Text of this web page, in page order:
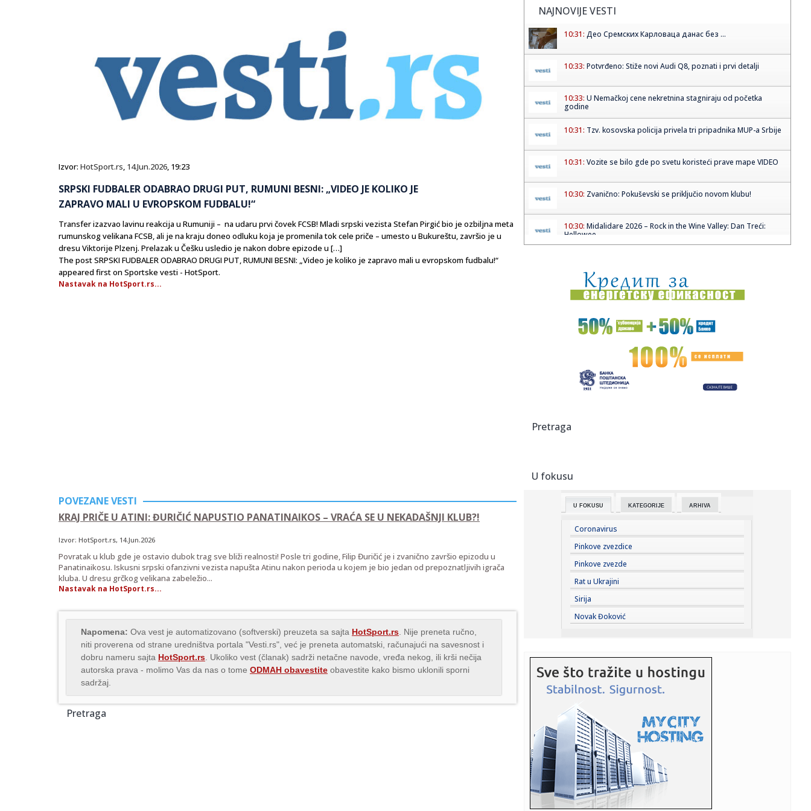
Izvor: HotSport.rs, 14.Jun.2026, 19:23
SRPSKI FUDBALER ODABRAO DRUGI PUT, RUMUNI BESNI: „VIDEO JE KOLIKO JE
ZAPRAVO MALI U EVROPSKOM FUDBALU!“
Transfer izazvao lavinu reakcija u Rumuniji – na udaru prvi čovek FCSB! Mladi srpski vezista Stefan Pirgić bio je ozbiljna meta
rumunskog velikana FCSB, ali je na kraju doneo odluku koja je promenila tok cele priče – umesto u Bukureštu, završio je u
dresu Viktorije Plzenj. Prelazak u Češku usledio je nakon dobre epizode u […]
The post SRPSKI FUDBALER ODABRAO DRUGI PUT, RUMUNI BESNI: „Video je koliko je zapravo mali u evropskom fudbalu!“
appeared first on Sportske vesti - HotSport.
Nastavak na HotSport.rs...
POVEZANE VESTI
KRAJ PRIČE U ATINI: ĐURIČIĆ NAPUSTIO PANATINAIKOS – VRAĆA SE U NEKADAŠNJI KLUB?!
Izvor: HotSport.rs, 14.Jun.2026
Povratak u klub gde je ostavio dubok trag sve bliži realnosti! Posle tri godine, Filip Đuričić je i zvanično završio epizodu u
Panatinaikosu. Iskusni srpski ofanzivni vezista napušta Atinu nakon perioda u kojem je bio jedan od prepoznatljivih igrača
kluba. U dresu grčkog velikana zabeležio...
Nastavak na HotSport.rs...
Napomena: Ova vest je automatizovano (softverski) preuzeta sa sajta HotSport.rs . Nije preneta ručno,
niti proverena od strane uredništva portala "Vesti.rs", već je preneta automatski, računajući na savesnost i
dobru nameru sajta HotSport.rs . Ukoliko vest (članak) sadrži netačne navode, vređa nekog, ili krši nečija
autorska prava - molimo Vas da nas o tome ODMAH obavestite obavestite kako bismo uklonili sporni
sadržaj.
Pretraga
NAJNOVIJE VESTI
10:31: Део Сремских Карловаца данас без ...
10:33: Potvrđeno: Stiže novi Audi Q8, poznati i prvi detalji
10:33: U Nemačkoj cene nekretnina stagniraju od početka
godine
10:31: Tzv. kosovska policija privela tri pripadnika MUP-a Srbije
10:31: Vozite se bilo gde po svetu koristeći prave mape VIDEO
10:30: Zvanično: Pokuševski se priključio novom klubu!
10:30: Midalidare 2026 – Rock in the Wine Valley: Dan Treći:
Hellowee...
10:26:Bez vode delovi Avijatičarskog naselja i Sremskih
Karlovaca
10:20:Обезбедите карте на време и сви на ...
Lučić: Šest novih objekata Telekom Srbija na KiM,
10:17:Leskovac: Crkveni ansambl Branko na pokloničkom
"Poboljša...
10:13:
10:13:
"Primećujemo greške, ali verujemo da nije bilo loše
10:11:Nemački medij o poseti Zelenskog Beogradu: Najava
zajedničke fa...
10:11:Američki obaveštajci upozoravaju: Putin sprema veliki
udar
10:11:"Ološi, monstrumi!" Aneli Ahmić udarila na Durdžićeve
roditel...
10:09: Rodri sve bliži Barseloni? Katalonci napravili prvi korak ka
vel...
10:08:
10:08:Ko u Srbiji podržava "Oluju"?
10:06:Amerika povlači ručnu: Zabranjen izvoz "crne mase"
10:05:Urbano baštovanstvo u Novom Sadu: Sačuvati ono što
Pretraga
U fokusu
U FOKUSU KATEGORIJE ARHIVA
Coronavirus
Pinkove zvezdice
Pinkove zvezde
Rat u Ukrajini
Sirija
Novak Đoković